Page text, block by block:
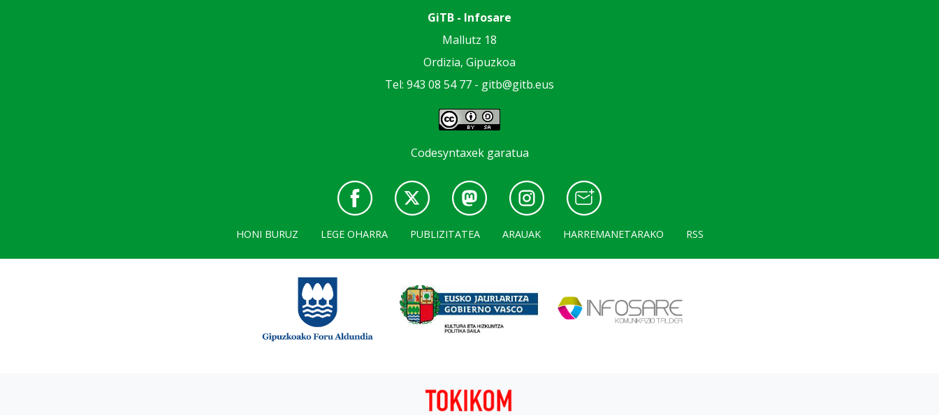
GiTB - Infosare
Mallutz 18
Ordizia, Gipuzkoa
Tel: 943 08 54 77 - gitb@gitb.eus
Codesyntaxek garatua
HONI BURUZ LEGE OHARRA PUBLIZITATEA ARAUAK HARREMANETARAKO RSS